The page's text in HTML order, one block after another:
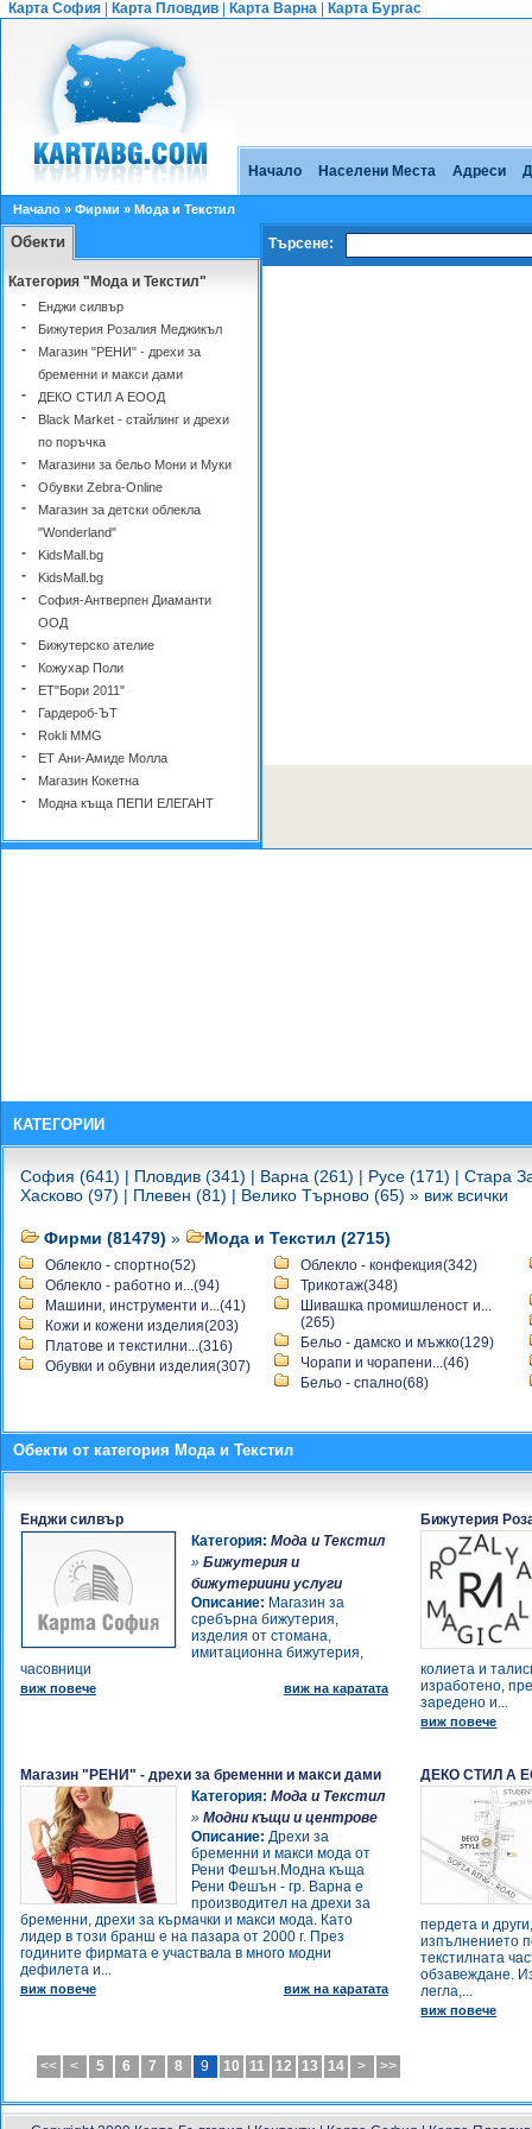
Карта София Карта Пловдив Карта Варна Карта Бургас
Начало Населени Места Адреси
Начало » Фирми » Мода и Текстил
Обекти
Категория "Мода и Текстил"
-
Енджи силвър
- Бижутерия Розалия Меджикъл
-
Магазин "РЕНИ" - дрехи за
бременни и макси дами
- ДЕКО СТИЛ А ЕООД
-
Black Market - стайлинг и дрехи
по поръчка
- Магазини за бельо Мони и Муки
- Обувки Zebra-Online
-
Магазин за детски облекла
"Wonderland"
- KidsMall.bg
- KidsMall.bg
-
София-Антверпен Диаманти
ООД
- Бижутерско ателие
- Кожухар Поли
- ЕТ"Бори 2011"
- Гардероб-ЪТ
- Rokli MMG
- ЕТ Ани-Амиде Молла
- Магазин Кокетна
- Модна къща ПЕПИ ЕЛЕГАНТ
МОДА
- Склад за платове Лацовски
- Treada OOD
- Магазин ГАРАНТ
- Bianco&Nero
-
-
Бижутерски Магазини Гранат -
Враца
- ФИКОНАС ООД
-
Евромиг - Изкупуване,
обработка, и търговия с кожи
- Модно Ателие - Светла Мариева
- ЕКСПРЕС 1993 ЕООД
-
висококачествен текстил,
дамаски, флог, еко кожа,
тапицерски кабъри, тапицерски
ластик, ципова лента,
тапицерски лепила
Фирма "Вайко Спорт" ООД
"АТАР 3" ООД
- ВЕЛАНИ
Шивашко ателие Русе
Шивашко ателие Русе
Български фолклорни носии
ЕООД
Живот 90
- Сватбен салон Грънчаров и син
-
Ар текс ООД Ластици, дантели,
етикети, целофан, конци,
платове
- Ателие Принцеса
Tекобиб - лигавници за
-
Бутик Версис -екзотични кожени
Търсене:
КАТЕГОРИИ
София (641) | Пловдив (341) | Варна (261) | Русе (171) | Стара
Хасково (97) | Плевен (81) | Велико Търново (65) » виж всички
Фирми (81479) » Мода и Текстил (2715)
Облекло - спортно(52)
Облекло - работно и...(94)
Машини, инструменти и...(41)
Кожи и кожени изделия(203)
Платове и текстилни...(316)
Обувки и обувни изделия(307)
Облекло - конфекция(342)
Трикотаж(348)
Шивашка промишленост и...
(265)
Бельо - дамско и мъжко(129)
Чорапи и чорапени...(46)
Бельо - спално(68)
Обекти от категория Мода и Текстил
Енджи силвър
Категория: Мода и Текстил
» Бижутерия и
бижутериини услуги
Описание: Магазин за
сребърна бижутерия,
изделия от стомана,
имитационна бижутерия,
часовници
виж повече виж на каратата
Бижутерия
колиета и
изработено,
заредено и...
виж повече
Магазин "РЕНИ" - дрехи за бременни и макси дами
Категория: Мода и Текстил
» Модни къщи и центрове
Описание: Дрехи за
бременни и макси мода от
Рени Фешън.Модна къща
Рени Фешън - гр. Варна е
производител на дрехи за
бременни, дрехи за кърмачки и макси мода. Като
лидер в този бранш е на пазара от 2000 г. През
годините фирмата е участвала в много модни
дефилета и...
виж повече виж на каратата
ДЕКО СТИЛ А
пердета и
изпълнението
текстилната
обзавеждане.
легла,...
виж повече
<< < 5 6 7 8 9 10 11 12 13 14 > >>